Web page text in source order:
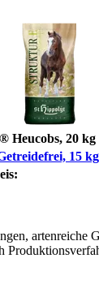
Heucobs, 20 kg
15 kg
artenreiche